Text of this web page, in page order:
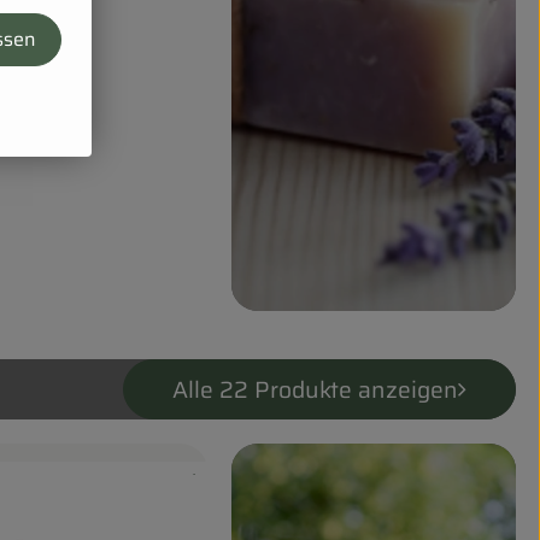
Alle 22 Produkte anzeigen
, Verband:
, Kontrollstelle:
.
zu Favouriten hinzufügen